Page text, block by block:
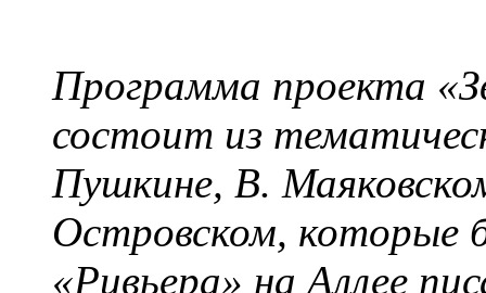
Программа проекта
состоит из
Пушкине, В.
Островском, которые
«Ривьера» на Аллее